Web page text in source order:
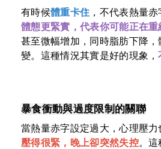
有時候體重卡住 ，不代表熱量赤
體態更緊實，代表你可能正在重
甚至微幅增加，同時脂肪下降
變。這種情況其實是好的現象，
暴食衝動與過度限制的關聯
當熱量赤字設定過大，心理壓力
壓得很緊，晚上卻突然失控。這